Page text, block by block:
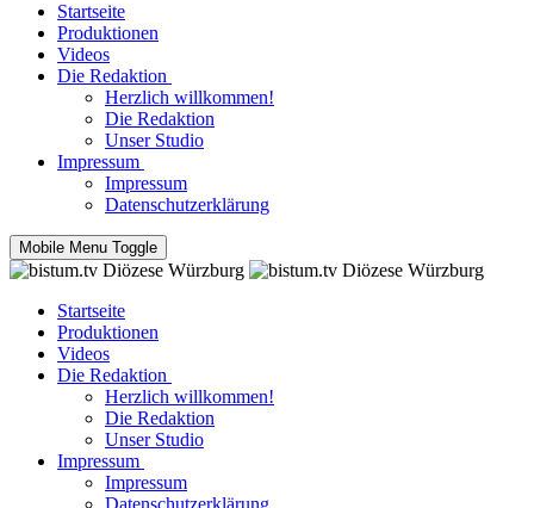
Startseite
Produktionen
Videos
Die Redaktion
Herzlich willkommen!
Die Redaktion
Unser Studio
Impressum
Impressum
Datenschutzerklärung
Mobile Menu Toggle
Startseite
Produktionen
Videos
Die Redaktion
Herzlich willkommen!
Die Redaktion
Unser Studio
Impressum
Impressum
Datenschutzerklärung